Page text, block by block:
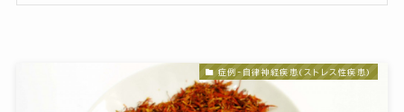
症例-自律神経疾患(ストレス性疾患)